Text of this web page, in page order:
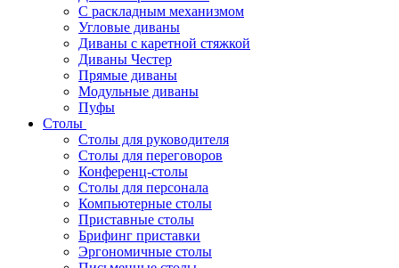
С раскладным механизмом
Угловые диваны
Диваны с каретной стяжкой
Диваны Честер
Прямые диваны
Модульные диваны
Пуфы
Столы
Столы для руководителя
Столы для переговоров
Конференц-столы
Столы для персонала
Компьютерные столы
Приставные столы
Брифинг приставки
Эргономичные столы